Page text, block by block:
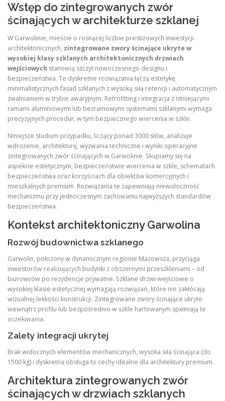
Wstęp do zintegrowanych zwór
ścinających w architekturze szklanej
W Garwolinie, mieście o rosnącej liczbie prestiżowych inwestycji
architektonicznych, zintegrowane zwory ścinające ukryte w
wysokiej klasy szklanych architektonicznych drzwiach
wejściowych stanowią szczyt nowoczesnego designu i
bezpieczeństwa. Te dyskretne rozwiązania łączą estetykę
minimalistycznych fasad szklanych z wysoką siłą retencji i automatycznym
zwalnianiem w trybie awaryjnym. Retrofitting i integracja z istniejącymi
ramami aluminiowymi lub bezramowymi systemami szklanymi wymaga
precyzyjnych procedur, w tym bezpiecznego wiercenia w szkle.
Niniejsze studium przypadku, liczący ponad 3000 słów, analizuje
wdrożenie, architekturę, wyzwania techniczne i wyniki operacyjne
zintegrowanych zwór ścinających w Garwolinie. Skupiamy się na
aspekcie estetycznym, bezpieczeństwie wiercenia w szkle, schematach
bezpieczeństwa oraz korzyściach dla obiektów komercyjnych i
mieszkalnych premium. Rozwiązania te zapewniają niewidoczność
mechanizmu przy jednoczesnym zachowaniu najwyższych standardów
bezpieczeństwa.
Kontekst architektoniczny Garwolina
Rozwój budownictwa szklanego
Garwolin, położony w dynamicznym regionie Mazowsza, przyciąga
inwestorów realizujących budynki z obszernymi przeszkleniami – od
biurowców po rezydencje prywatne. Szklane drzwi wejściowe o
wysokiej klasie estetycznej wymagają rozwiązań, które nie zakłócają
wizualnej lekkości konstrukcji. Zintegrowane zwory ścinające ukryte
wewnątrz profilu lub bezpośrednio w szkle hartowanym spełniają te
oczekiwania.
Zalety integracji ukrytej
Brak widocznych elementów mechanicznych, wysoka siła ścinająca (do
1500 kg) i dyskretna obsługa to cechy idealne dla architektury premium.
Architektura zintegrowanych zwór
ścinających w drzwiach szklanych